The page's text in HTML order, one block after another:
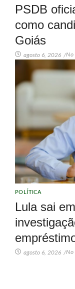
PSDB
como
Goiás
agosto 6, 2026 /No
POLÍTICA
Lula sai
agosto 6, 2026 /No